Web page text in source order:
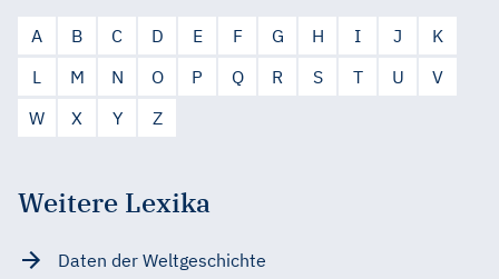
A B C D E F G H I J
K
L
M N O P Q R S T U
V
W
X Y Z
Weitere Lexika
Daten der Weltgeschichte